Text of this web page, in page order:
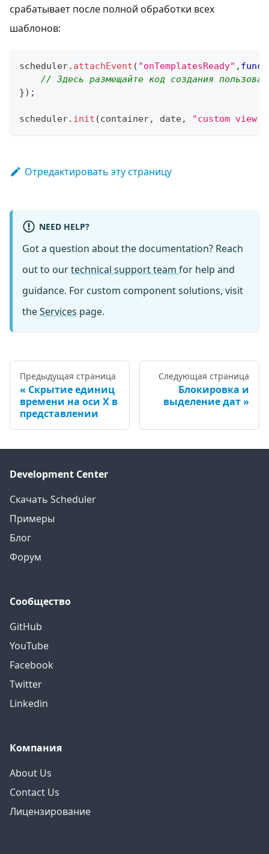
срабатывает после полной обработки всех
шаблонов:
scheduler. attachEvent ( "onTemplatesReady" ,
// Здесь размещайте код создания
}) ;
scheduler. init (container, date, "custom view
Отредактировать эту страницу
NEED HELP?
Got a question about the documentation? Reach
out to ourtechnical support team for help and
guidance. For custom component solutions, visit
theServices page.
Предыдущая страница
Скрытие единиц
времени на оси X в
представлении
Следующая страница
Блокировка и
выделение дат
Development Center
Скачать Scheduler
Примеры
Блог
Форум
Сообщество
GitHub
YouTube
Facebook
Twitter
Linkedin
Компания
About Us
Contact Us
Лицензирование